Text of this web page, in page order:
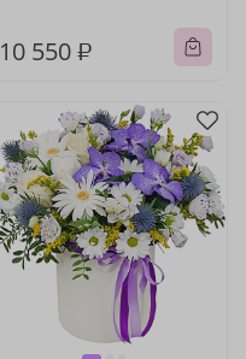
10 550 ₽